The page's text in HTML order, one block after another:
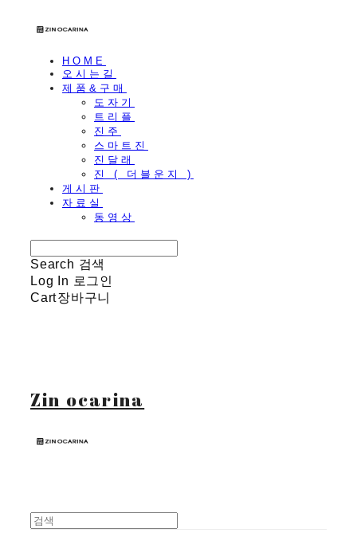
HOME
오시는길
제품&구매
도자기
트리플
진주
스마트진
진달래
진 ( 더블운지 )
게시판
자료실
동영상
Search 검색
Log In 로그인
Cart장바구니
Zin ocarina